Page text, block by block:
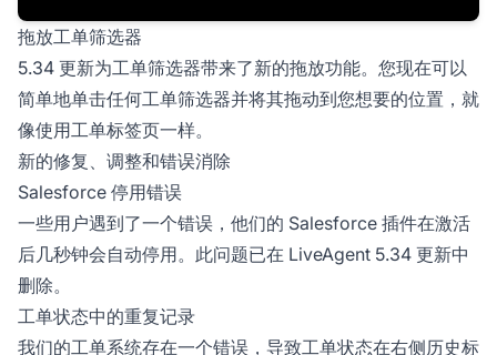
拖放工单筛选器
5.34 更新为工单筛选器带来了新的拖放功能。您现在可以
简单地单击任何工单筛选器并将其拖动到您想要的位置，就
像使用工单标签页一样。
新的修复、调整和错误消除
Salesforce 停用错误
一些用户遇到了一个错误，他们的 Salesforce 插件在激活
后几秒钟会自动停用。此问题已在 LiveAgent 5.34 更新中
删除。
工单状态中的重复记录
我们的工单系统存在一个错误，导致工单状态在右侧历史标